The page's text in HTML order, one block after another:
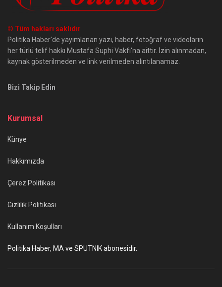
© Tüm hakları saklıdır
Politika Haber'de yayımlanan yazı, haber, fotoğraf ve videoların
her türlü telif hakkı Mustafa Suphi Vakfı'na aittir. İzin alınmadan,
kaynak gösterilmeden ve link verilmeden alıntılanamaz.
Bizi Takip Edin
Kurumsal
Künye
Hakkımızda
Çerez Politikası
Gizlilik Politikası
Kullanım Koşulları
Politika Haber, MA ve SPUTNIK abonesidir.